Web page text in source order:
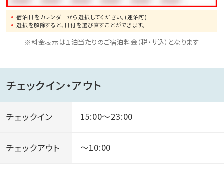
宿泊日をカレンダーから選択してください。(連泊可)
選択を解除すると、日付を選び直すことができます。
※料金表示は１泊当たりのご宿泊料金（税・サ込）となります
チェックイン・アウト
チェックイン 15:00～23:00
チェックアウト ～10:00